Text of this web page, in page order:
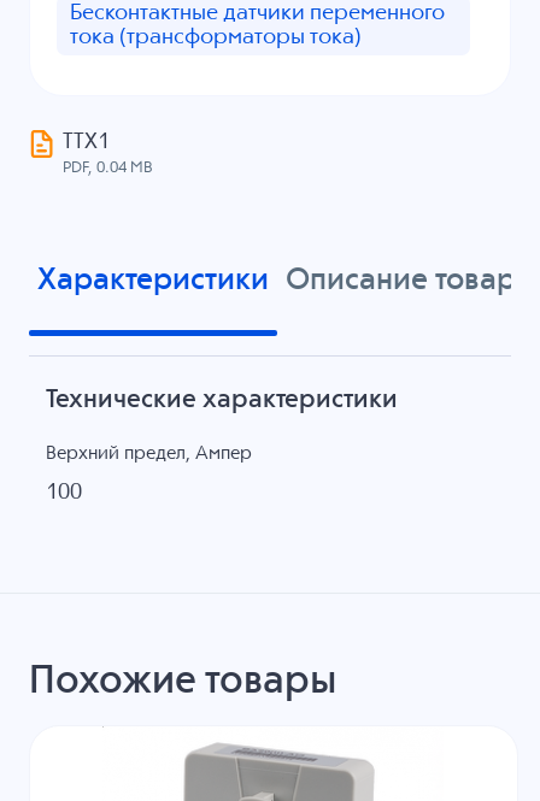
Бесконтактные датчики переменного
тока (трансформаторы тока)
ТТХ1
PDF, 0.04 MB
Характеристики Описание товара
Технические характеристики
Верхний предел, Ампер
100
Похожие товары